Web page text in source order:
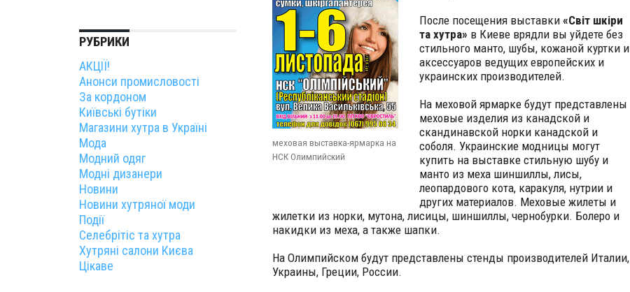
меховая выставка-ярмарка на
НСК Олимпийский
После посещения выставки«Світ шкіри
та хутра» в Киеве врядли вы уйдете без
стильного манто, шубы, кожаной куртки и
аксессуаров ведущих европейских и
украинских производителей.
На меховой ярмарке будут представлены
меховые изделия из канадской и
скандинавской норки канадской и
соболя. Украинские модницы могут
купить на выставке стильную шубу и
манто из меха шиншиллы, лисы,
леопардового кота, каракуля, нутрии и
других материалов. Меховые жилеты и
жилетки из норки, мутона, лисицы, шиншиллы, чернобурки. Болеро и
накидки из меха, а также шапки.
На Олимпийском будут представлены стенды производителей Италии,
Украины, Греции, России.
РУБРИКИ
АКЦІЇ!
Анонси промисловості
За кордоном
Київські бутіки
Магазини хутра в Україні
Мода
Модний одяг
Модні дизанери
Новини
Новини хутряної моди
Події
Селебрітіс та хутра
Хутряні салони Києва
Цікаве